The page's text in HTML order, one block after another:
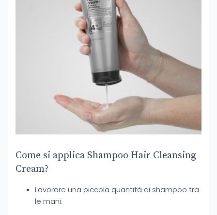
Come si applica Shampoo Hair Cleansing
Cream?
Lavorare una piccola quantità di shampoo tra
le mani.